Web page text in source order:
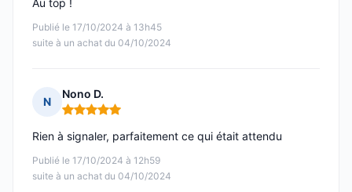
Publié le 17/10/2024 à 13h45
suite à un achat du 04/10/2024
Au top !
N
Nono D.
Note : 5 sur 5
Publié le 17/10/2024 à 12h59
suite à un achat du 04/10/2024
Rien à signaler, parfaitement ce qui était attendu